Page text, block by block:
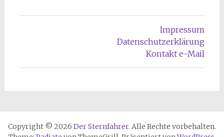
Impressum
Datenschutzerklärung
Kontakt e-Mail
Copyright © 2026 Der Sternfahrer. Alle Rechte vorbehalten.